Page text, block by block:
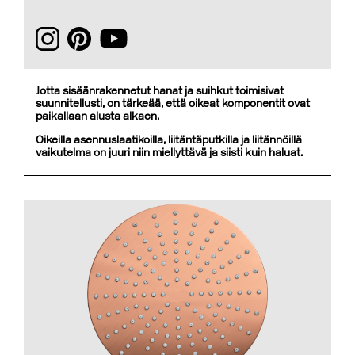
Jotta sisäänrakennetut hanat ja suihkut toimisivat
suunnitellusti, on tärkeää, että oikeat komponentit ovat
paikallaan alusta alkaen.
Oikeilla asennuslaatikoilla, liitäntäputkilla ja liitännöillä
vaikutelma on juuri niin miellyttävä ja siisti kuin haluat.